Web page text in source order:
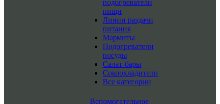
подогреватели
пищи
Линии раздачи
питания
Мармиты
Подогреватели
посуды
Салат-бары
Сокоохладители
Все категории
Вспомогательное